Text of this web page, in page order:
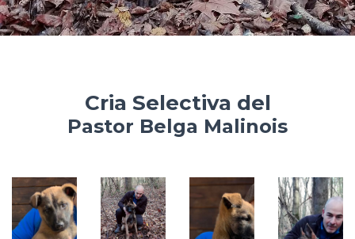
Cria Selectiva del
Pastor Belga Malinois